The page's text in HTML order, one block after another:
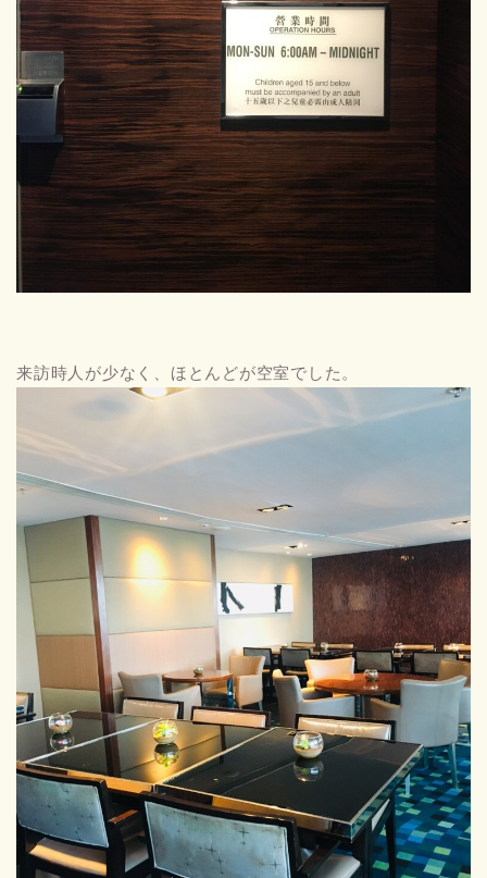
来訪時人が少なく、ほとんどが空室でした。